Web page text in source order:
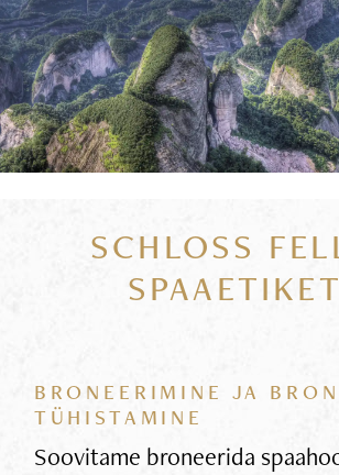
SCHLOSS
BRONEERIMINE JA
TÜHISTAMINE
Soovitame broneerida